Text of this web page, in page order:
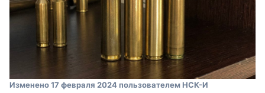
Изменено17 февраля 2024пользователем НСК-И